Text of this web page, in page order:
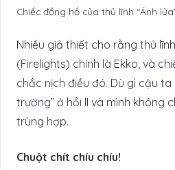
Chiếc đồng hồ của thủ lĩnh “Ánh
Nhiều giả thiết cho rằng thủ
(Firelights) chính là Ekko, và
chắc nịch điều đó. Dù gì cậu
trường” ở hồi II và mình không
trùng hợp.
Chuột chít chíu chíu!